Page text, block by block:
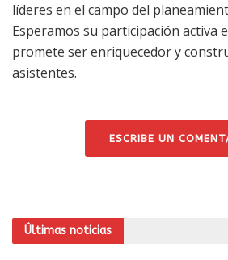
líderes en el campo del
Esperamos su participación activa
promete ser enriquecedor y
asistentes.
ESCRIBE UN
Últimas noticias